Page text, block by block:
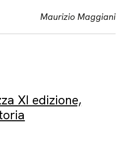
Maurizio Maggiani
XI edizione,